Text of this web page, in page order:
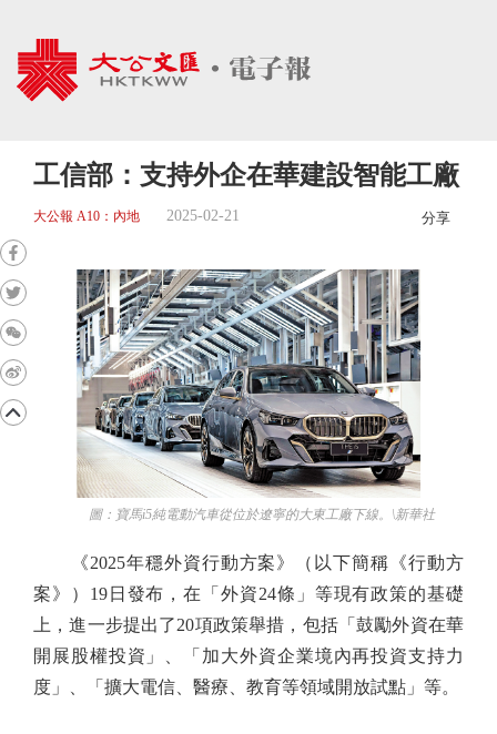
工信部：支持外企在華建設智能工廠
大公報 A10：內地 2025-02-21 分享
圖：寶馬i5純電動汽車從位於遼寧的大東工廠下線。\新華社
《2025年穩外資行動方案》（以下簡稱《行動方
案》）19日發布，在「外資24條」等現有政策的基礎
上，進一步提出了20項政策舉措，包括「鼓勵外資在華
開展股權投資」、「加大外資企業境內再投資支持力
度」、「擴大電信、醫療、教育等領域開放試點」等。